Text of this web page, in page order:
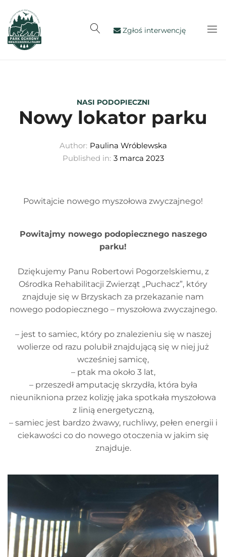
Zgłoś interwencję
NASI PODOPIECZNI
Nowy lokator parku
Author: Paulina Wróblewska
Published in: 3 marca 2023
Powitajcie nowego myszołowa zwyczajnego!
Powitajmy nowego podopiecznego naszego
parku!
Dziękujemy Panu Robertowi Pogorzelskiemu, z
Ośrodka Rehabilitacji Zwierząt „Puchacz”, który
znajduje się w Brzyskach za przekazanie nam
nowego podopiecznego – myszołowa zwyczajnego.
– jest to samiec, który po znalezieniu się w naszej
wolierze od razu polubił znajdującą się w niej już
wcześniej samicę,
– ptak ma około 3 lat,
– przeszedł amputację skrzydła, która była
nieunikniona przez kolizję jaka spotkała myszołowa
z linią energetyczną,
– samiec jest bardzo żwawy, ruchliwy, pełen energii i
ciekawości co do nowego otoczenia w jakim się
znajduje.